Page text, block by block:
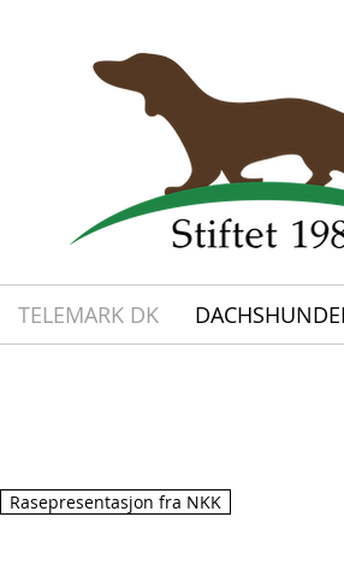
TELEMARK DK
Rasepresentasjon fra NKK